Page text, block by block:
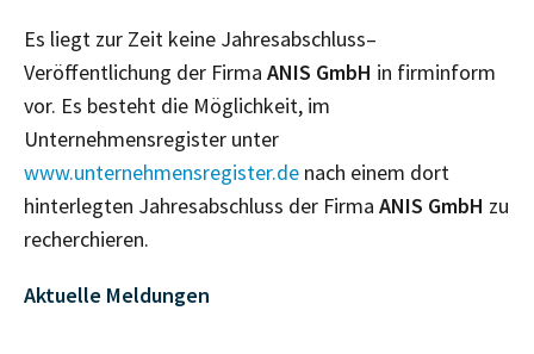
Es liegt zur Zeit keine Jahresabschluss–
Veröffentlichung der Firma ANIS GmbH in firminform
vor. Es besteht die Möglichkeit, im
Unternehmensregister unter
www.unternehmensregister.de nach einem dort
hinterlegten Jahresabschluss der Firma ANIS GmbH zu
recherchieren.
Aktuelle Meldungen